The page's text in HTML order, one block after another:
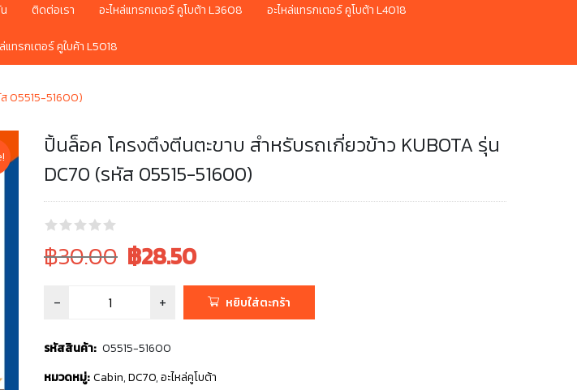
ติดต่อเรา อะไหล่แทรกเตอร์ คูโบต้า L3608 อะไหล่แทรกเตอร์ คูโบต้า L4018
แทรกเตอร์ คูใบค้า L5018
ส 05515-51600)
ปิ้นล็อค โครงตึงตีนตะขาบ สำหรับรถเกี่ยวข้าว KUBOTA รุ่น
DC70 (รหัส 05515-51600)
Original
price
was:
฿30.00 Current
฿28.50
หยิบใส่ตะกร้า
รหัสสินค้า: 05515-51600
หมวดหมู่: Cabin,DC70,อะไหล่คูโบต้า